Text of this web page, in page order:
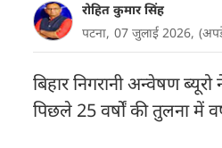
रोहित कुमार सिंह
पटना, 07 जुलाई 2026,
बिहार निगरानी अन्वेषण
पिछले 25 वर्षों की तुलना में